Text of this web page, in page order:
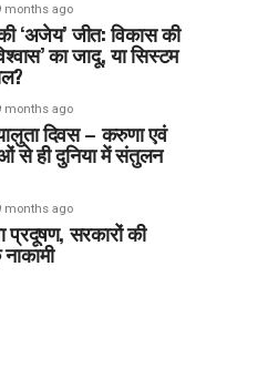
months ago
‘अजेय’ जीत: विकास की
का जादू, या सिस्टम
months ago
दिवस – करुणा एवं
से ही दुनिया में संतुलन
months ago
प्रदूषण, सरकारों की